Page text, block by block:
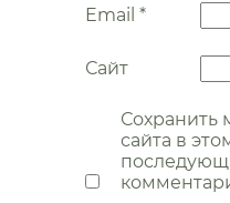
Email *
Сайт
Сохранить
сайта в